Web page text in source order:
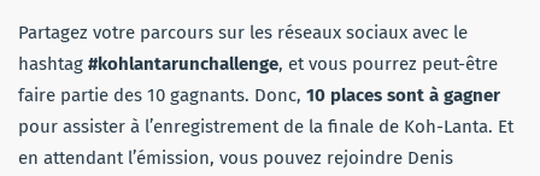
Partagez votre parcours sur les réseaux sociaux avec le
hashtag #kohlantarunchallenge, et vous pourrez peut-être
faire partie des 10 gagnants. Donc, 10 places sont à gagner
pour assister à l’enregistrement de la finale de Koh-Lanta. Et
en attendant l’émission, vous pouvez rejoindre Denis